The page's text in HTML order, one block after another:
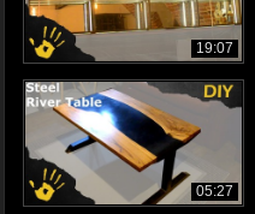
19:07
05:27